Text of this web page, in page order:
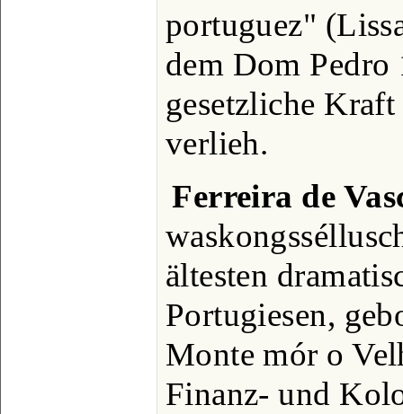
portuguez"
dem Dom Pedro
gesetzliche
verlieh.
Ferreira de
ältesten
Portugiesen,
Monte mór o
Finanz- und